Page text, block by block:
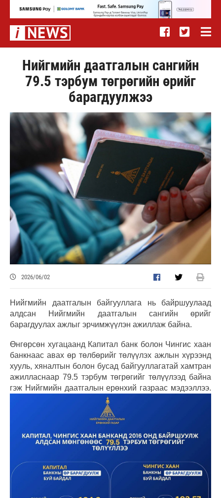
Нийгмийн даатгалын сангийн
79.5 тэрбум төгрөгийн өрийг
барагдуулжээ
2026/06/02
Нийгмийн даатгалын байгууллага нь байршуулаад
алдсан Нийгмийн даатгалын сангийн өрийг
барагдуулах ажлыг эрчимжүүлэн ажиллаж байна.
Өнгөрсөн хугацаанд Капитал банк болон Чингис хаан
банкнаас авах өр төлбөрийг төлүүлэх ажлын хүрээнд
хууль, хяналтын болон бусад байгууллагатай хамтран
ажилласнаар 79.5 тэрбум төгрөгийг төлүүлээд байна
гэж Нийгмийн даатгалын ерөнхий газраас мэдээллээ.